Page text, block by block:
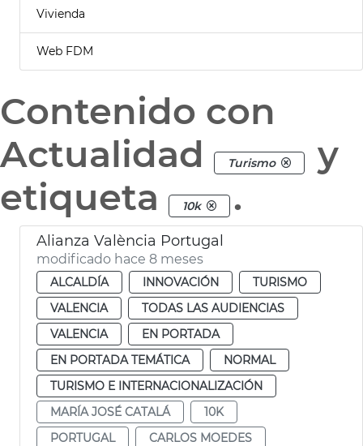
Vivienda
Web FDM
Contenido con
Actualidad
Turismo
y
etiqueta
10k .
Alianza València Portugal
modificado hace 8 meses
ALCALDÍA INNOVACIÓN
TURISMO
VALENCIA
TODAS LAS AUDIENCIAS
VALENCIA
EN PORTADA
EN PORTADA TEMÁTICA
NORMAL
TURISMO E INTERNACIONALIZACIÓN
MARÍA JOSÉ CATALÁ
10K
PORTUGAL
CARLOS MOEDES